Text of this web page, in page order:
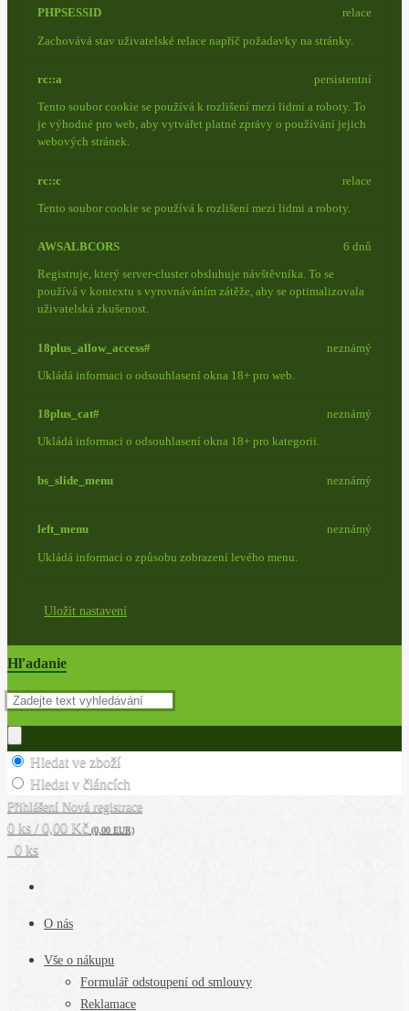
PHPSESSID
Zachovává stav uživatelské relace napříč požadavky na stránky.
relace
rc::a
Tento soubor cookie se používá k rozlišení mezi lidmi a roboty. To
je výhodné pro web, aby vytvářet platné zprávy o používání jejich
webových stránek.
persistentní
rc::c
Tento soubor cookie se používá k rozlišení mezi lidmi a roboty.
relace
AWSALBCORS
Registruje, který server-cluster obsluhuje návštěvníka. To se
používá v kontextu s vyrovnáváním zátěže, aby se optimalizovala
uživatelská zkušenost.
6 dnů
18plus_allow_access#
Ukládá informaci o odsouhlasení okna 18+ pro web.
neznámý
18plus_cat#
Ukládá informaci o odsouhlasení okna 18+ pro kategorii.
neznámý
bs_slide_menu neznámý
left_menu
Ukládá informaci o způsobu zobrazení levého menu.
neznámý
Uložit nastavení
Hľadanie
Hledat ve zboží
Hledat v článcích
Přihlášení Nová registrace
0 ks / 0,00 Kč (0,00 EUR)
0 ks
O nás
Vše o nákupu
Formulář odstoupení od smlouvy
Reklamace